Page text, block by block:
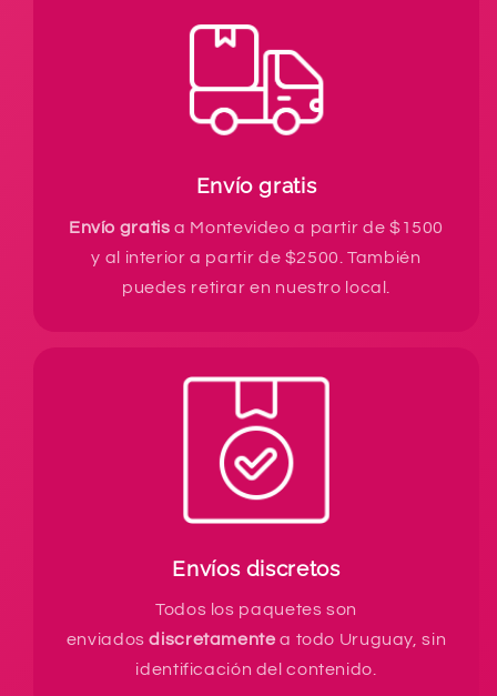
Envío gratis
Envío gratisa Montevideo a partir de $1500
y al interior a partir de $2500. También
puedes retirar en nuestro local.
Envíos discretos
Todos los paquetes son
enviadosdiscretamentea todo Uruguay, sin
identificación del contenido.